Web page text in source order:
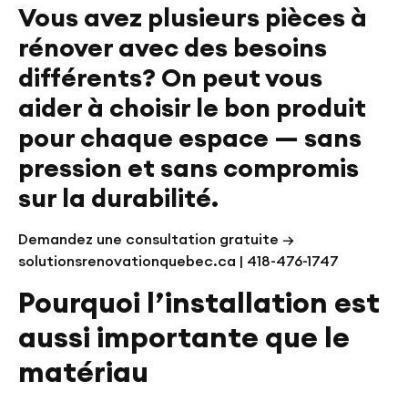
Vous avez plusieurs pièces à
rénover avec des besoins
différents? On peut vous
aider à choisir le bon produit
pour chaque espace — sans
pression et sans compromis
sur la durabilité.
Demandez une consultation gratuite →
solutionsrenovationquebec.ca | 418-476-1747
Pourquoi l’installation est
aussi importante que le
matériau